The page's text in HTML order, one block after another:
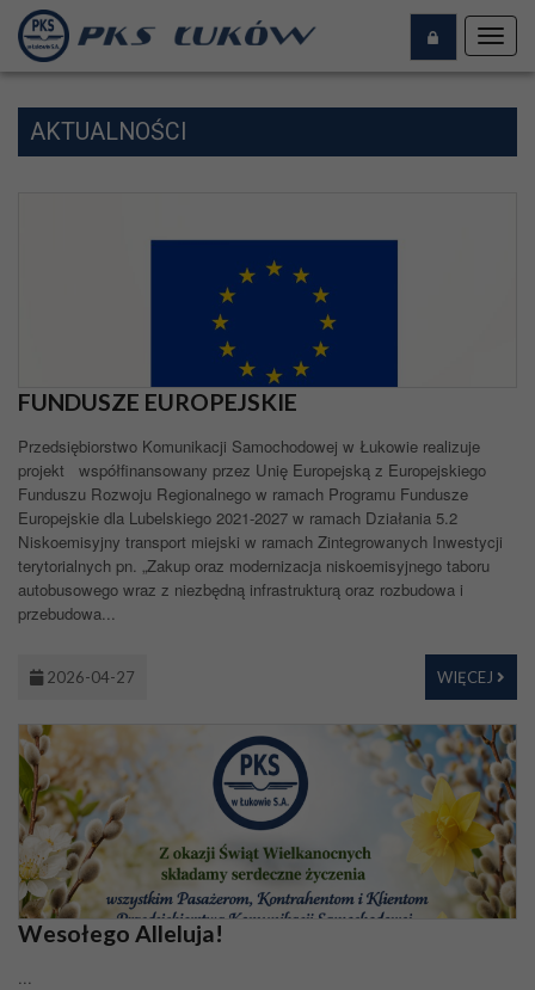
AKTUALNOŚCI
FUNDUSZE EUROPEJSKIE
Przedsiębiorstwo Komunikacji Samochodowej w Łukowie realizuje
projekt współfinansowany przez Unię Europejską z Europejskiego
Funduszu Rozwoju Regionalnego w ramach Programu Fundusze
Europejskie dla Lubelskiego 2021-2027 w ramach Działania 5.2
Niskoemisyjny transport miejski w ramach Zintegrowanych Inwestycji
terytorialnych pn. „Zakup oraz modernizacja niskoemisyjnego taboru
autobusowego wraz z niezbędną infrastrukturą oraz rozbudowa i
przebudowa...
2026-04-27 WIĘCEJ
Wesołego Alleluja!
...